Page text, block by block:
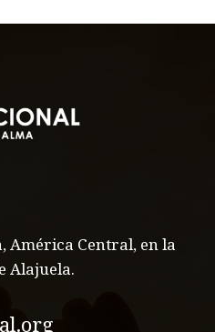
América Central, en la
Alajuela.